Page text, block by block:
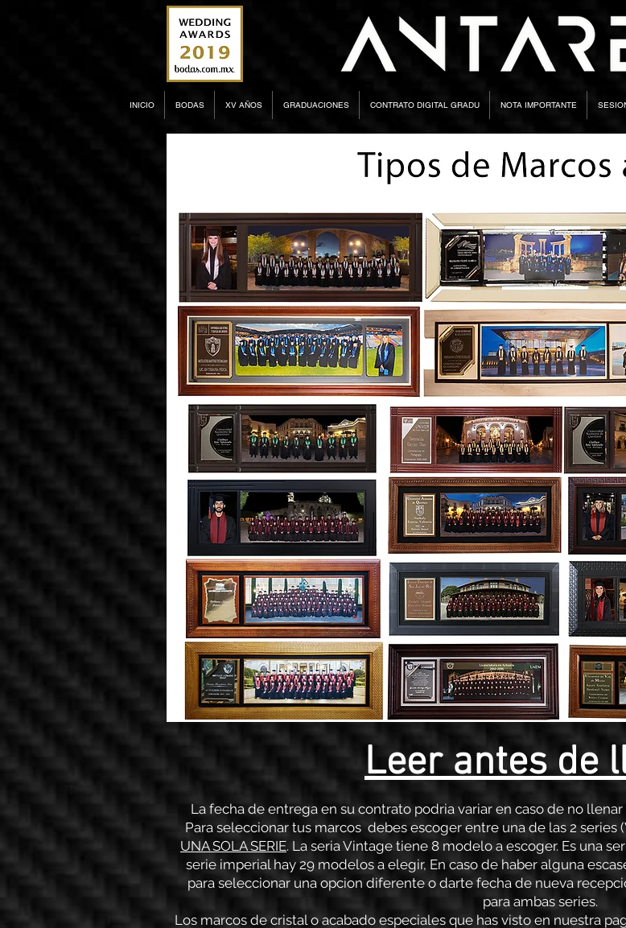
INICIO BODAS XV AÑOS GRADUACIONES CONTRATO DIGITAL GRADU NOTA IMPORTANTE
Leer antes de
La fecha de entrega en su contrato podria variar en caso de no
Para seleccionar tus marcos debes escoger entre una de las 2 series
UNA SOLA SERIE. La seria Vintage tiene 8 modelo a escoger. Es una
serie imperial hay 29 modelos a elegir, En caso de haber alguna
para seleccionar una opcion diferente o darte fecha de nueva
para ambas series.
Los marcos de cristal o acabado especiales que has visto en nuestra